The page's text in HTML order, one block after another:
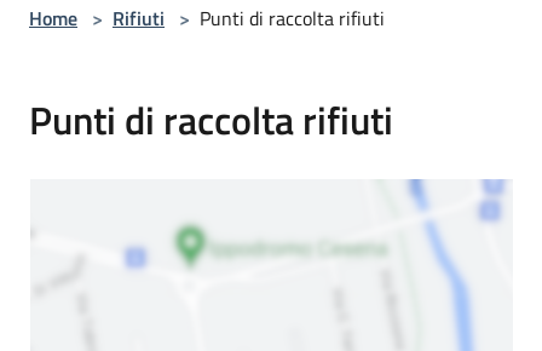
Home > Rifiuti > Punti di raccolta rifiuti
Punti di raccolta rifiuti